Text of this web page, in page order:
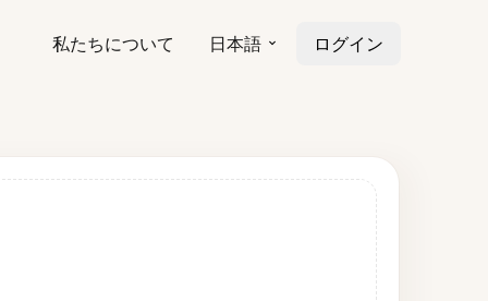
私たちについて 日本語 ログイン